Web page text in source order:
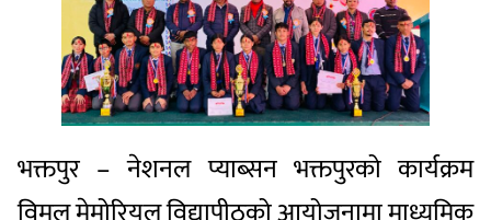
भक्तपुर – नेशनल प्याब्सन भक्तपुरको कार्यक्रम